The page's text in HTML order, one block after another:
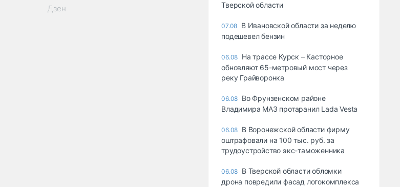
Дзен
Тверской области
07.08 В Ивановской области за неделю
подешевел бензин
06.08 На трассе Курск – Касторное
обновляют 65-метровый мост через
реку Грайворонка
06.08 Во Фрунзенском районе
Владимира МАЗ протаранил Lada Vesta
06.08 В Воронежской области фирму
оштрафовали на 100 тыс. руб. за
трудоустройство экс-таможенника
06.08 В Тверской области обломки
дрона повредили фасад логокомплекса